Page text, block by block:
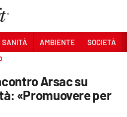
SANITÀ AMBIENTE SOCIETÀ
Arsac su
«Promuovere per